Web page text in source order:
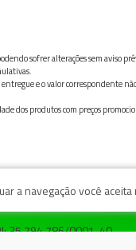
sofrer alterações sem aviso
e o valor correspondente
dos produtos com preços
35.794.786/0001-40
a navegação você aceita